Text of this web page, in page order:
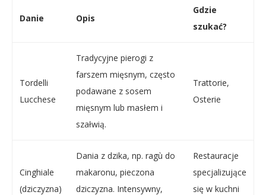
Danie Opis
Gdzie
szukać?
Tordelli
Lucchese
Tradycyjne pierogi z
farszem mięsnym, często
podawane z sosem
mięsnym lub masłem i
szałwią.
Trattorie,
Osterie
Cinghiale
(dziczyzna)
Dania z dzika, np. ragù do
makaronu, pieczona
dziczyzna. Intensywny,
Restauracje
specjalizujące
się w kuchni